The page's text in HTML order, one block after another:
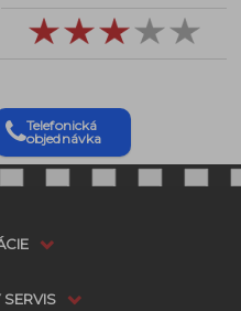
Telefonická
objednávka